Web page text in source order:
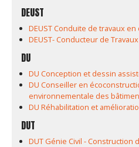
DEUST
DEUST Conduite de travaux
DEUST- Conducteur de Travaux
DU
DU Conception et dessin
DU Conseiller en
environnementale des
DU Réhabilitation et
DUT
DUT Génie Civil - Construction